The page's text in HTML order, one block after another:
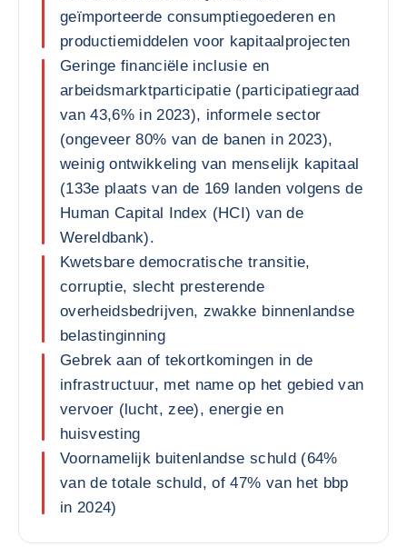
geïmporteerde consumptiegoederen en
productiemiddelen voor kapitaalprojecten
Geringe financiële inclusie en
arbeidsmarktparticipatie (participatiegraad
van 43,6% in 2023), informele sector
(ongeveer 80% van de banen in 2023),
weinig ontwikkeling van menselijk kapitaal
(133e plaats van de 169 landen volgens de
Human Capital Index (HCI) van de
Wereldbank).
Kwetsbare democratische transitie,
corruptie, slecht presterende
overheidsbedrijven, zwakke binnenlandse
belastinginning
Gebrek aan of tekortkomingen in de
infrastructuur, met name op het gebied van
vervoer (lucht, zee), energie en
huisvesting
Voornamelijk buitenlandse schuld (64%
van de totale schuld, of 47% van het bbp
in 2024)